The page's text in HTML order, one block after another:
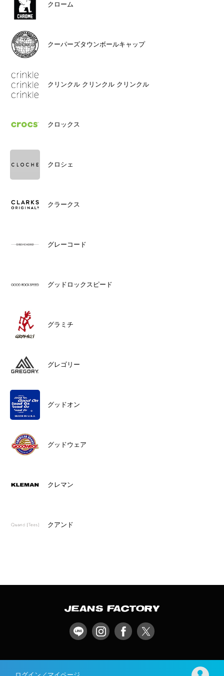
クローム
クーパーズタウンボールキャップ
クリンクル クリンクル クリンクル
クロックス
クロシェ
クラークス
グレーコード
グッドロックスピード
グラミチ
グレゴリー
グッドオン
グッドウェア
クレマン
クアンド